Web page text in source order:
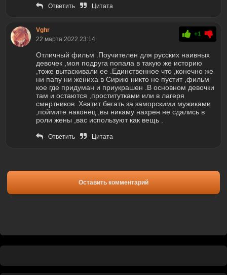
Ответить Цитата
Vghr
22 марта 2022 23:14
+1
Отличный фильм .Поучителен для русских наивных
девочек ,моя подруга попала в такую же историю
,тоже вытаскивали ее .Единственное что ,конечно же
ни папу ни жениха в Сирию никто не пустит ,фильм
кое где придуман и приукрашен .В основном девочки
там и остаются ,проститутками или в лагеря
смертников .Хватит бегать за заморскими мужиками
,поймите наконец ,вы никаму нахрен не сдались в
роли жены ,вас используют как вещь .
Ответить Цитата
Оставить комментарий